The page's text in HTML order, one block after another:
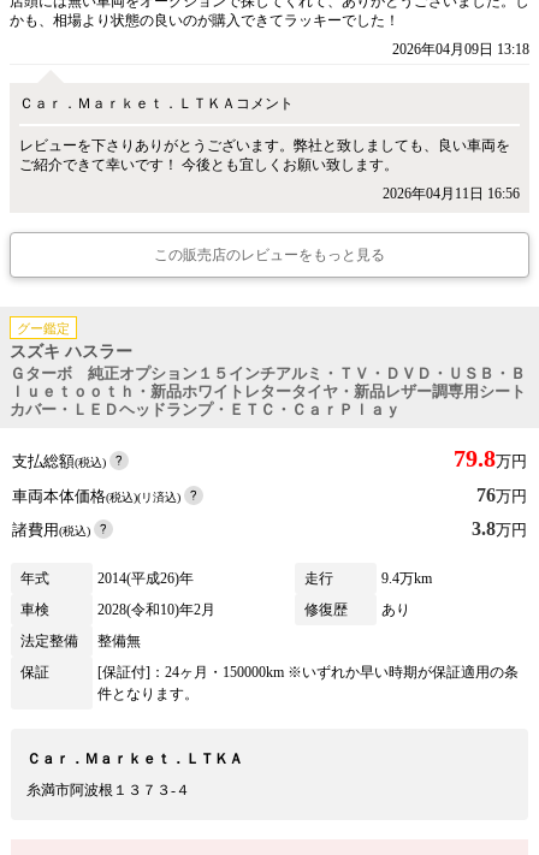
かも、相場より状態の良いのが購入できてラッキーでした！
2026年04月09日 13:18
Ｃａｒ．Ｍａｒｋｅｔ．ＬＴＫＡコメント
レビューを下さりありがとうございます。弊社と致しましても、良い車両を
ご紹介できて幸いです！ 今後とも宜しくお願い致します。
2026年04月11日 16:56
この販売店のレビューをもっと見る
グー鑑定
スズキ ハスラー
Ｇターボ 純正オプション１５インチアルミ・ＴＶ・ＤＶＤ・ＵＳＢ・Ｂ
ｌｕｅｔｏｏｔｈ・新品ホワイトレタータイヤ・新品レザー調専用シート
カバー・ＬＥＤヘッドランプ・ＥＴＣ・ＣａｒＰｌａｙ
支払総額(税込) 79.8万円
車両本体価格(税込)(リ済込) 76万円
諸費用(税込) 3.8万円
年式 2014(平成26)年 走行
9.4万km
車検
2028(令和10)年2月 修復歴
あり
法定整備
整備無
保証
[保証付]：24ヶ月・150000km ※いずれか早い時期が保証適用の条
件となります。
Ｃａｒ．Ｍａｒｋｅｔ．ＬＴＫＡ
糸満市阿波根１３７３‐４